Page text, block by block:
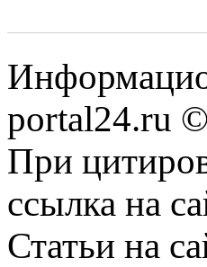
portal24.ru ©
При
ссылка на
Статьи на